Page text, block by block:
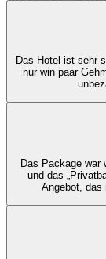
Das Hotel ist sehr
nur win paar
Das Package war
und das
Angebot, das